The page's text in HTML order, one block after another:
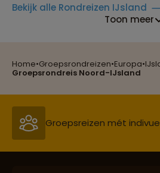
Home•Groepsrondreizen•Europa•
Groepsrondreis Noord-IJsland
Bekijk alle Rondreizen IJsland
Toon meer
Reizen met oog voor
Groepsreizen mét